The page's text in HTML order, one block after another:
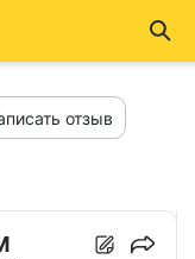
отзыв